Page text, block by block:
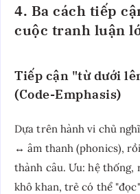
4. Ba cách tiếp
cuộc tranh luận
Tiếp cận "từ dưới
(Code-Emphasis)
Dựa trên hành vi chủ
↔ âm thanh (phonics),
thành câu. Ưu: hệ thống,
khô khan, trẻ có thể